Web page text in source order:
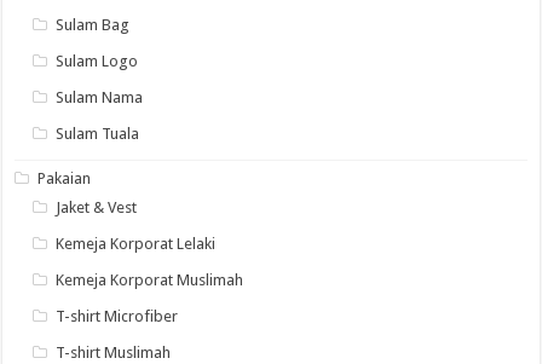
Sulam Bag
Sulam Logo
Sulam Nama
Sulam Tuala
Pakaian
Jaket & Vest
Kemeja Korporat Lelaki
Kemeja Korporat Muslimah
T-shirt Microfiber
T-shirt Muslimah